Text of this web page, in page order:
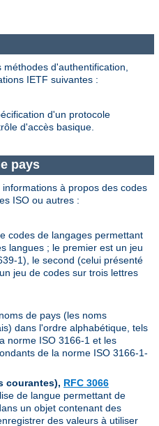
d'authentification,
IETF suivantes :
d'un protocole
d'accès basique.
pays
à propos des codes
ISO ou autres :
codes de langages permettant
langues ; le premier est un jeu
1), le second (celui présenté
jeu de codes sur trois lettres
de pays (les noms
dans l'ordre alphabétique, tels
norme ISO 3166-1 et les
de la norme ISO 3166-1-
courantes), RFC 3066
de langue permettant de
un objet contenant des
des valeurs à utiliser